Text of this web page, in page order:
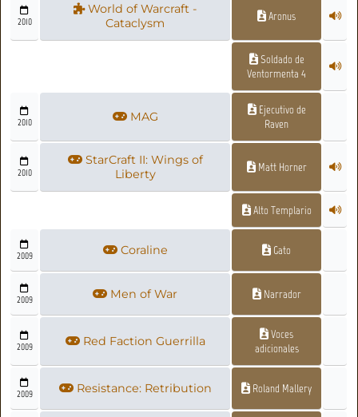
2010
World of Warcraft -
Cataclysm
Aronus
Soldado de
Ventormenta 4
2010 MAG
Ejecutivo de
Raven
2010
StarCraft II: Wings of
Liberty
Matt Horner
Alto Templario
2009 Coraline Gato
2009 Men of War Narrador
2009 Red Faction Guerrilla
Voces
adicionales
2009 Resistance: Retribution Roland Mallery